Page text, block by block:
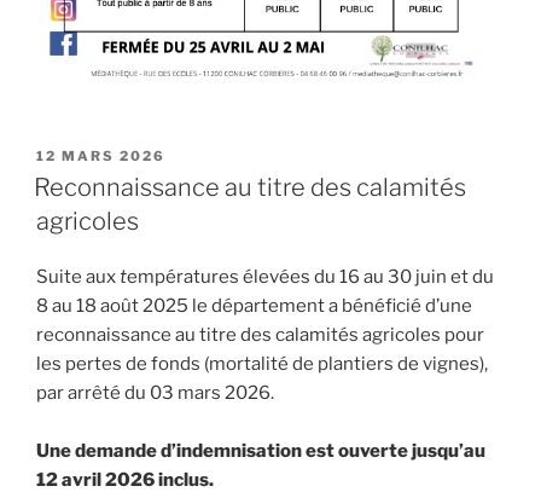
PUBLIÉ
LE
12 MARS 2026
Reconnaissance au titre des calamités
agricoles
Suite auxtempératures élevées du 16 au 30 juin et du
8 au 18 août 2025 le département a bénéficié d’une
reconnaissance au titre des calamités agricoles pour
les pertes de fonds (mortalité de plantiers de vignes),
par arrêté du 03 mars 2026.
Une demande d’indemnisation est ouverte jusqu’au
12 avril 2026 inclus.